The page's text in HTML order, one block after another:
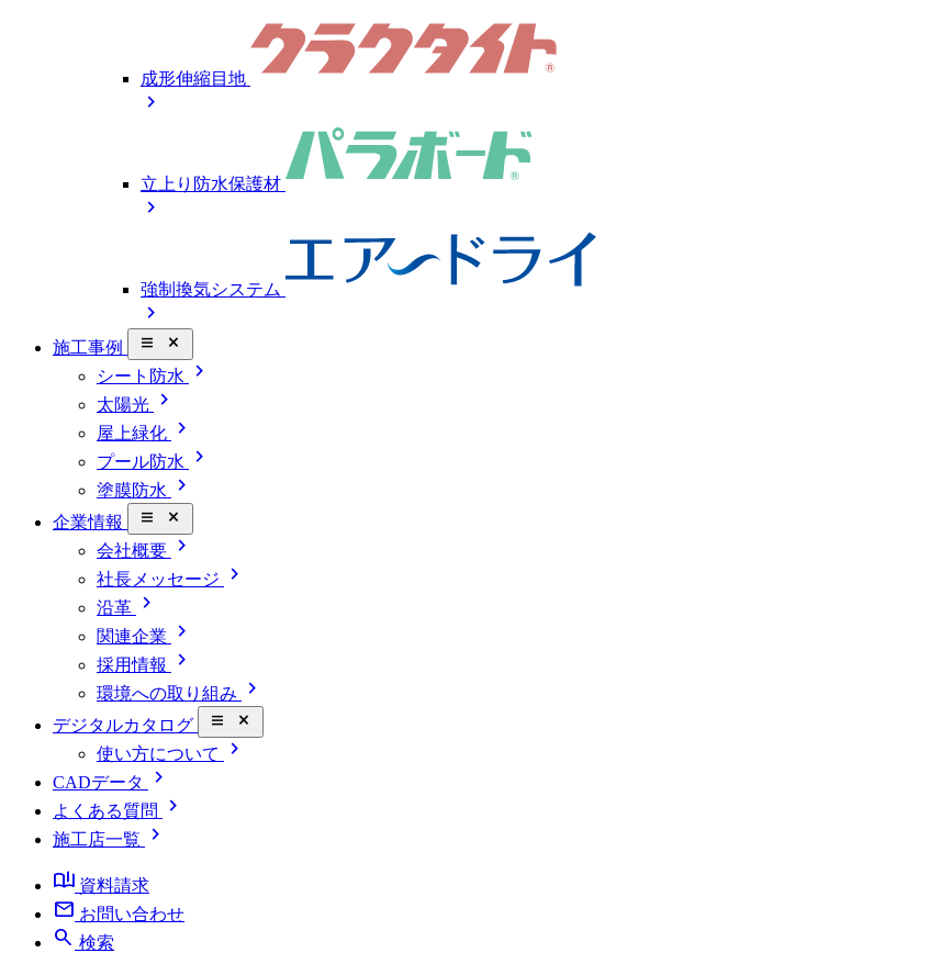
成形伸縮目地
chevron_right
立上り防水保護材
chevron_right
強制換気システム
chevron_right
施工事例 close_small
シート防水 chevron_right
太陽光 chevron_right
屋上緑化 chevron_right
プール防水 chevron_right
塗膜防水 chevron_right
企業情報 close_small
会社概要 chevron_right
社長メッセージ chevron_right
沿革 chevron_right
関連企業 chevron_right
採用情報 chevron_right
環境への取り組み chevron_right
デジタルカタログ close_small
使い方について chevron_right
CADデータ chevron_right
よくある質問 chevron_right
施工店一覧
chevron_right
book_ribbon 資料請求
mail お問い合わせ
search 検索